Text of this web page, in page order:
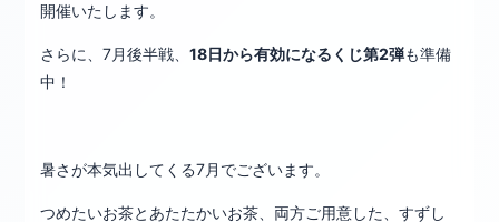
開催いたします。
さらに、7月後半戦、18日から有効になるくじ第2弾も準備
中！
暑さが本気出してくる7月でございます。
つめたいお茶とあたたかいお茶、両方ご用意した、すずし